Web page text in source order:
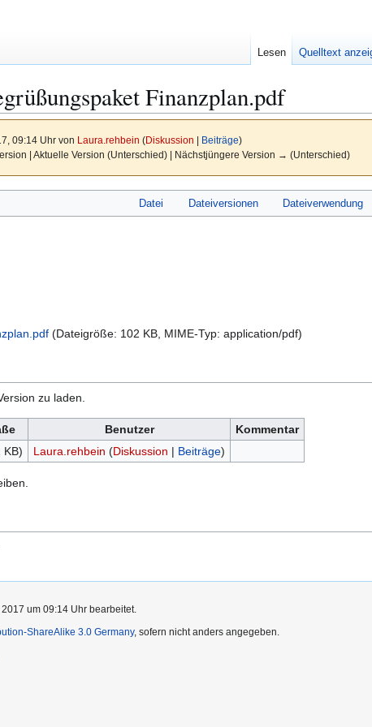
Finanzplan.pdf
09:14 Uhr von Laura.rehbein (Diskussion Beiträge)
| Aktuelle Version (Unterschied) | Nächstjüngere Version → (Unterschied)
Datei Dateiversionen Dateiverwendung
(Dateigröße: 102 KB, MIME-Typ: application/pdf)
zu laden.
Benutzer
Kommentar
KB) Laura.rehbein (Diskussion | Beiträge)
Lesen Quelltext
um 09:14 Uhr bearbeitet.
ShareAlike 3.0 Germany, sofern nicht anders angegeben.